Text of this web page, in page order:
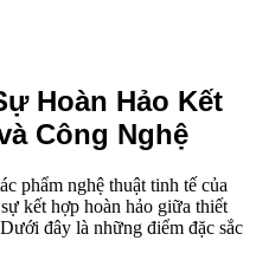
Hoàn Hảo Kết
Công Nghệ
phẩm nghệ thuật tinh tế của
kết hợp hoàn hảo giữa thiết
đây là những điểm đặc sắc